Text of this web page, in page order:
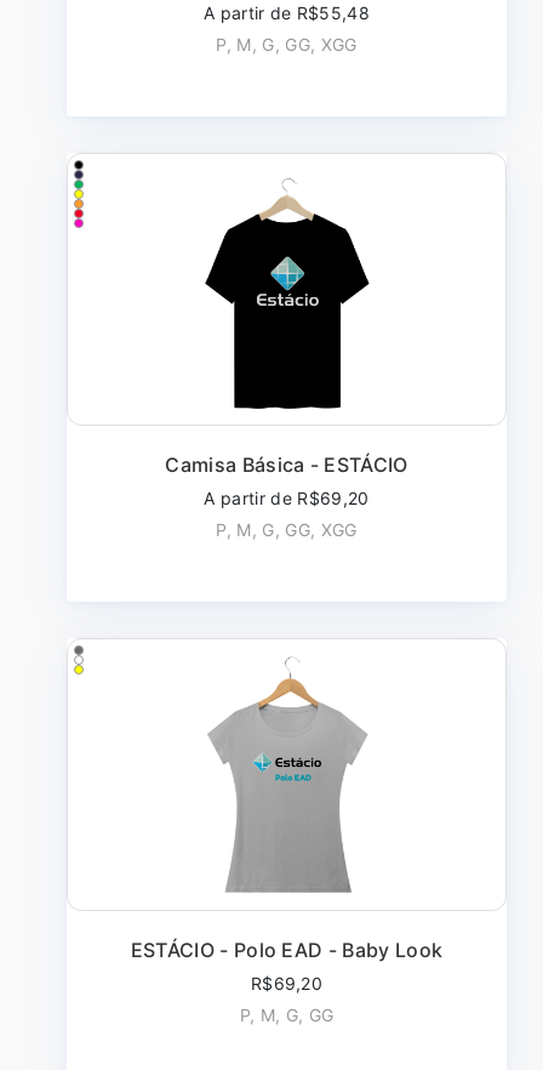
A partir de R$55,48
P, M, G, GG, XGG
Camisa Básica - ESTÁCIO
A partir de R$69,20
P, M, G, GG, XGG
ESTÁCIO - Polo EAD - Baby Look
R$69,20
P, M, G, GG